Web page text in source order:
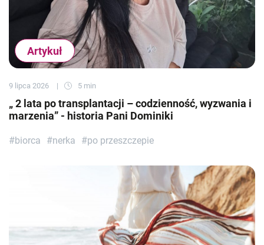
Artykuł
9 lipca 2026 5 min
„ 2 lata po transplantacji – codzienność, wyzwania i
marzenia” - historia Pani Dominiki
#biorca #nerka #po przeszczepie